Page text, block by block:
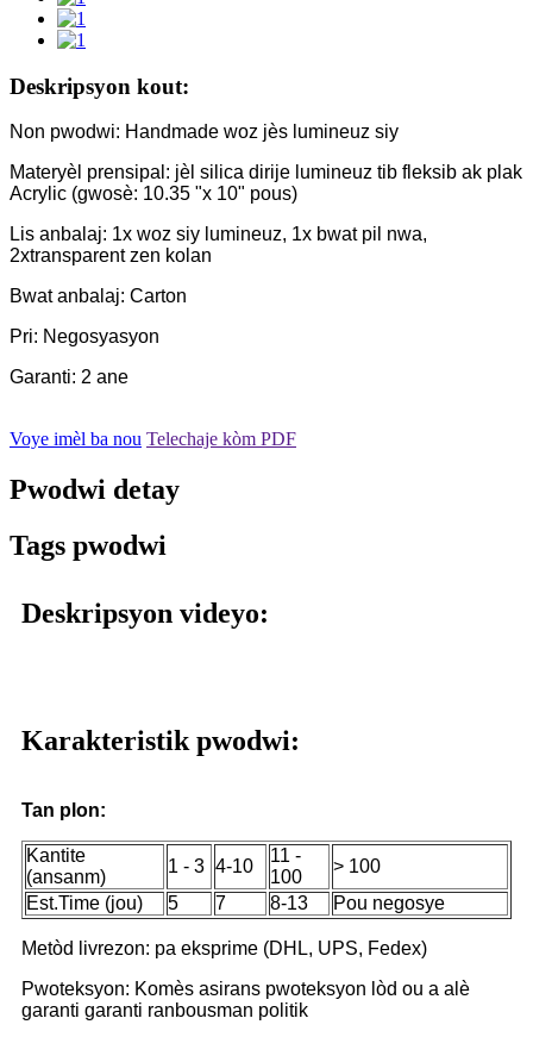
Deskripsyon kout:
Non pwodwi: Handmade woz jès lumineuz siy
Materyèl prensipal: jèl silica dirije lumineuz tib fleksib ak plak
Acrylic (gwosè: 10.35 "x 10" pous)
Lis anbalaj: 1x woz siy lumineuz, 1x bwat pil nwa,
2xtransparent zen kolan
Bwat anbalaj: Carton
Pri: Negosyasyon
Garanti: 2 ane
Voye imèl ba nou Telechaje kòm PDF
Pwodwi detay
Tags pwodwi
Deskripsyon videyo:
Karakteristik pwodwi:
Tan plon:
Kantite
(ansanm)
1 - 3 4-10
11 -
100
> 100
Est.Time (jou)
5 7 8-13 Pou negosye
Metòd livrezon: pa eksprime (DHL, UPS, Fedex)
Pwoteksyon: Komès asirans pwoteksyon lòd ou a alè
garanti garanti ranbousman politik